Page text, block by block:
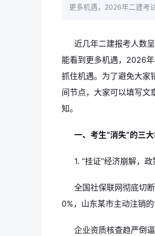
更多机遇，2026年二建考
近几年二建报考人数
能看到更多机遇，2026
抓住机遇。为了避免大家
间节点，大家可以填写文
知。
一、考生“消失”的三
1. “挂证”经济崩解，
全国社保联网彻底切
0%，山东某市主动注销的
企业资质核查趋严倒